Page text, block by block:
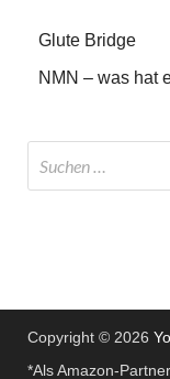
Glute Bridge
NMN – was hat
Copyright © 2026
*Als Amazon-